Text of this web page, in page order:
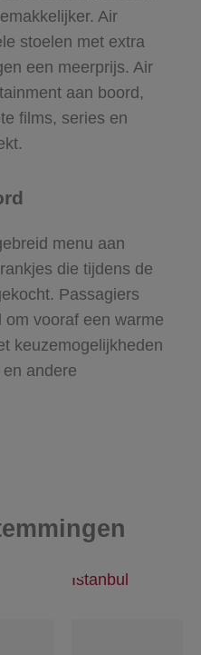
Air
stoelen met extra
een meerprijs. Air
aan boord,
films, series en
menu aan
die tijdens de
Passagiers
vooraf een warme
keuzemogelijkheden
andere
Istanbul